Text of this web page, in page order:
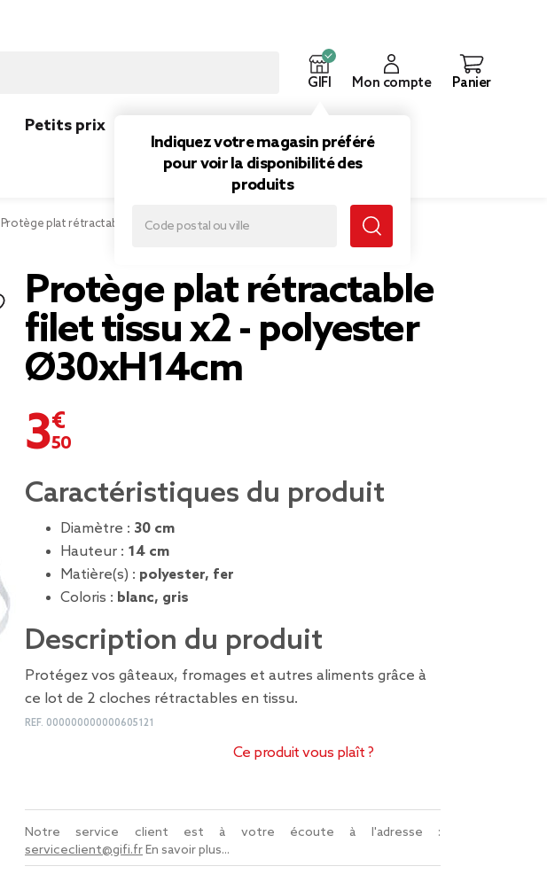
GIFI
Indiquez votre magasin préféré
pour voir la disponibilité des
produits
Mon compte Panier
Petits prix
Protège plat rétractable filet tissu x2 - polyester Ø30xH14cm
Protège plat rétractable
filet tissu x2 - polyester
Ø30xH14cm
3,50 €
Caractéristiques du produit
Diamètre : 30 cm
Hauteur : 14 cm
Matière(s) : polyester, fer
Coloris : blanc, gris
Description du produit
Protégez vos gâteaux, fromages et autres aliments grâce à
ce lot de 2 cloches rétractables en tissu.
REF. 000000000000605121
Ce produit vous plaît ?
Notre service client est à votre écoute à l'adresse :
serviceclient@gifi.frEn savoir plus...